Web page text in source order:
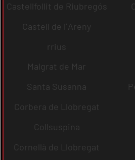
Castellfollit de Riubregós
Castell de l´Areny
rrius
Malgrat de Mar
Santa Susanna
Corbera de Llobregat
Collsuspina
Cornellà de Llobregat